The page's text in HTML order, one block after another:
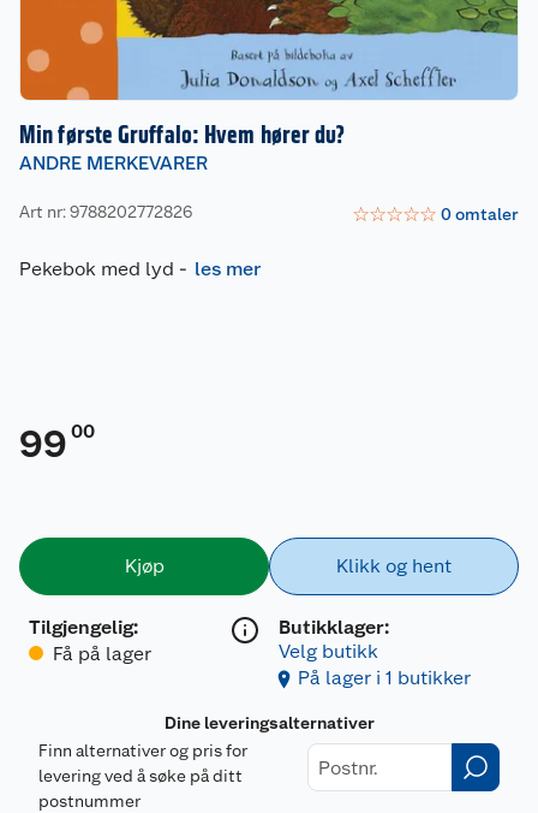
Min første Gruffalo: Hvem hører du?
ANDRE MERKEVARER
Art nr: 9788202772826 ☆☆☆☆☆ 0omtaler
Pekebok med lyd - les mer
99 00
Kjøp
Tilgjengelig:
Få på lager
Klikk og hent
Butikklager:
Velg butikk
På lager i 1 butikker
Dine leveringsalternativer
Finn alternativer og pris for
levering ved å søke på ditt
postnummer